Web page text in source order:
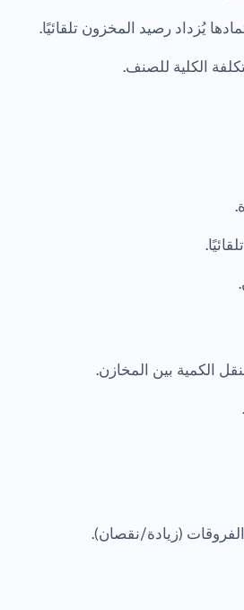
يُزداد رصيد المخزون تلقائيًا.
الكلية للصنف.
الكمية بين المخازن.